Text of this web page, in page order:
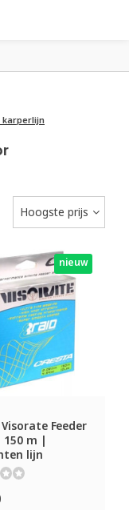
karperlijn
Hoogste prijs
nieuw
Feeder
m |
lijn